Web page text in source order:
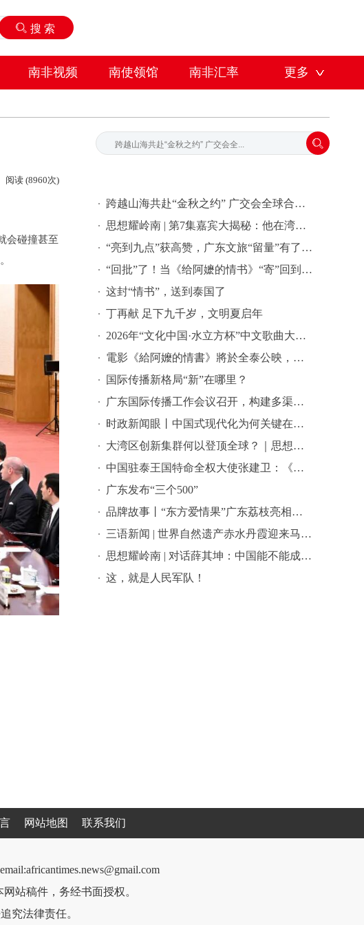
南非视频 南使领馆 南非汇率 更多
阅读 (8960次)
会碰撞甚至
跨越山海共赴“金秋之约” 广交会全球合作伙伴签约活动在穗举行
思想耀岭南 | 第7集嘉宾大揭秘：他在湾区批量孵化独角兽企业
“亮到九点”获高赞，广东文旅“留量”有了新密码 | 文旅友好看广东②
“回批”了！当《给阿嬷的情书》“寄”回到故事发生地泰国……
这封“情书”，送到泰国了
丁再献 足下九千岁，文明夏启年
2026年“文化中国·水立方杯”中文歌曲大赛总决赛落幕，选手精彩表现来啦→
電影《給阿嬤的情書》將於全泰公映，導演藍鴻春推薦潮汕美景美食
国际传播新格局“新”在哪里？
广东国际传播工作会议召开，构建多渠道立体式对外传播格局引热议
时政新闻眼丨中国式现代化为何关键在科技现代化？总书记作出战略指引
大湾区创新集群何以登顶全球？｜思想耀岭南
中国驻泰王国特命全权大使张建卫：《给阿嬷的情书》是讲好中国故事的好抓手
广东发布“三个500”
品牌故事丨“东方爱情果”广东荔枝亮相全球农遗遴选答辩会
三语新闻 | 世界自然遗产赤水丹霞迎来马来西亚代表团 ——海外嘉宾点赞世界自然遗产赤水丹霞：这里值得让更多国际游客看见
思想耀岭南 | 对话薛其坤：中国能不能成为世界科学中心？
这，就是人民军队！
网站地图 联系我们
站稿件，务经书面授权。
究法律责任。